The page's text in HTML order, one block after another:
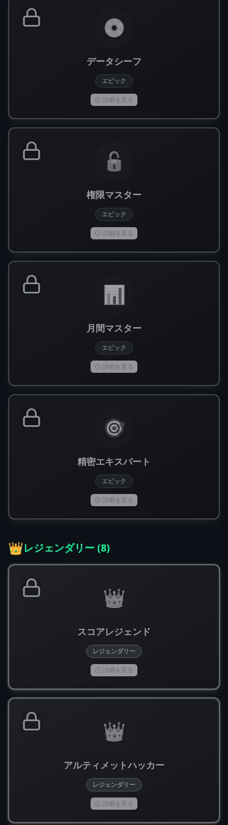
💿
データシーフ
エピック
詳細を見る
🔓
権限マスター
エピック
詳細を見る
📊
月間マスター
エピック
詳細を見る
🎯
精密エキスパート
エピック
詳細を見る
👑レジェンダリー (8)
👑
スコアレジェンド
レジェンダリー
詳細を見る
👑
アルティメットハッカー
レジェンダリー
詳細を見る